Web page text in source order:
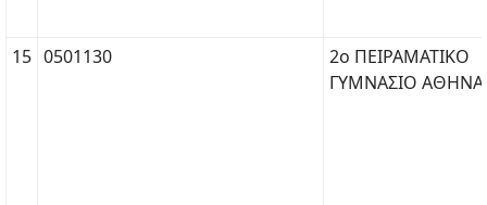
15 0501130
2ο ΠΕΙΡΑΜΑΤΙΚΟ
ΓΥΜΝΑΣΙΟ